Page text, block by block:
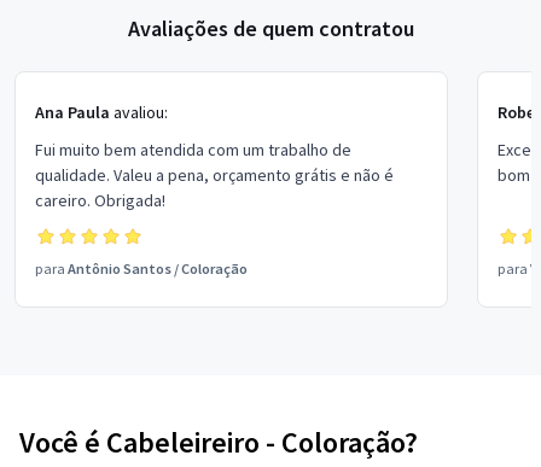
Avaliações de quem contratou
Ana Paula avaliou:
Fui muito bem atendida com um trabalho de
qualidade. Valeu a pena, orçamento grátis e não é
careiro. Obrigada!
para Antônio Santos /Coloração
bom
para
Você é Cabeleireiro - Coloração?